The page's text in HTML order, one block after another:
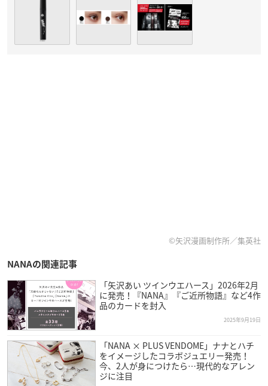
©矢沢漫画制作所／集英社
NANAの関連記事
「矢沢あい ツインウエハース」2026年2月
に発売！『NANA』『ご近所物語』など4作
品のカードを封入
2025年9月19日
「NANA × PLUS VENDOME」ナナとハチ
をイメージしたコラボジュエリー発売！
今、2人が身につけたら…現代的なアレン
ジに注目